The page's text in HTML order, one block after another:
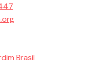
Brasil